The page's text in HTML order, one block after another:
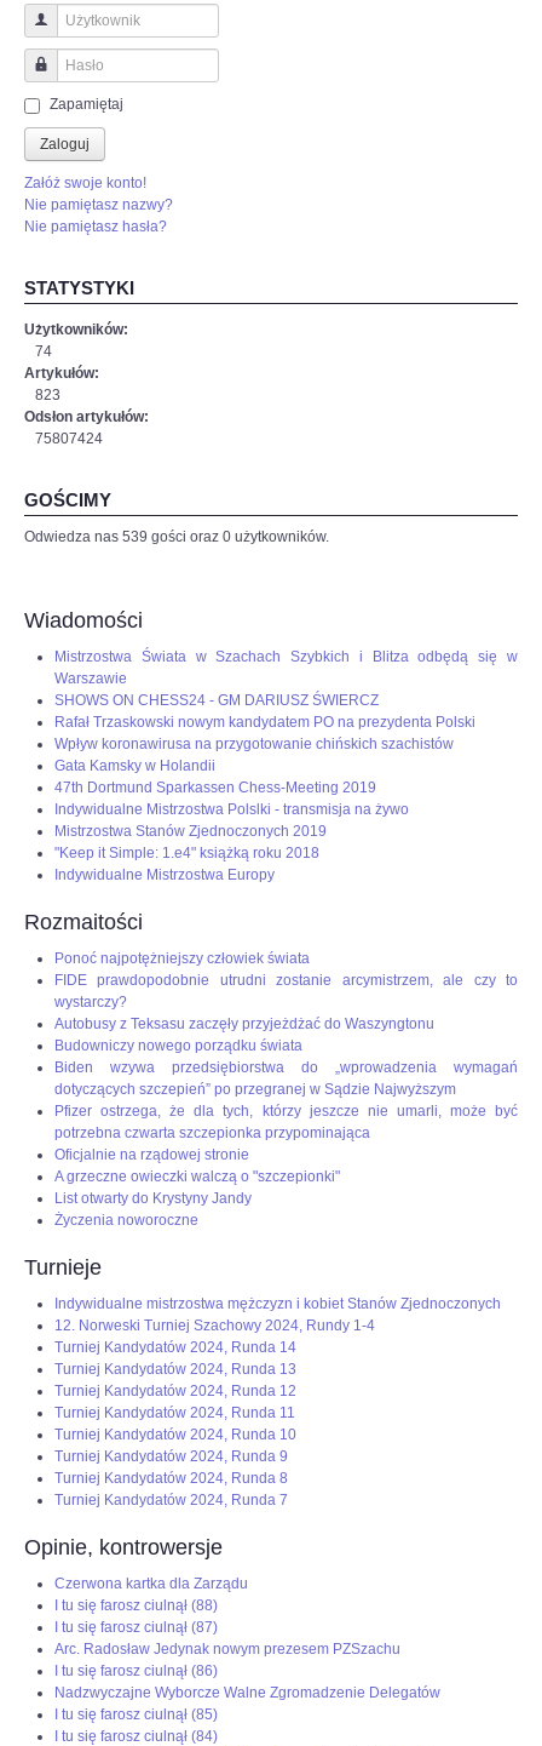
Użytkownik
Hasło
Zapamiętaj
Zaloguj
Załóż swoje konto!
Nie pamiętasz nazwy?
Nie pamiętasz hasła?
STATYSTYKI
Użytkowników:
74
Artykułów:
823
Odsłon artykułów:
75807424
GOŚCIMY
Odwiedza nas 539 gości oraz 0 użytkowników.
Wiadomości
Mistrzostwa Świata w Szachach Szybkich i Blitza odbędą się w
Warszawie
SHOWS ON CHESS24 - GM DARIUSZ ŚWIERCZ
Rafał Trzaskowski nowym kandydatem PO na prezydenta Polski
Wpływ koronawirusa na przygotowanie chińskich szachistów
Gata Kamsky w Holandii
47th Dortmund Sparkassen Chess-Meeting 2019
Indywidualne Mistrzostwa Polslki - transmisja na żywo
Mistrzostwa Stanów Zjednoczonych 2019
"Keep it Simple: 1.e4" książką roku 2018
Indywidualne Mistrzostwa Europy
Rozmaitości
Ponoć najpotężniejszy człowiek świata
FIDE prawdopodobnie utrudni zostanie arcymistrzem, ale czy to
wystarczy?
Autobusy z Teksasu zaczęły przyjeżdżać do Waszyngtonu
Budowniczy nowego porządku świata
Biden wzywa przedsiębiorstwa do „wprowadzenia wymagań
dotyczących szczepień” po przegranej w Sądzie Najwyższym
Pfizer ostrzega, że dla tych, którzy jeszcze nie umarli, może być
potrzebna czwarta szczepionka przypominająca
Oficjalnie na rządowej stronie
A grzeczne owieczki walczą o "szczepionki"
List otwarty do Krystyny Jandy
Życzenia noworoczne
Turnieje
Indywidualne mistrzostwa mężczyzn i kobiet Stanów Zjednoczonych
12. Norweski Turniej Szachowy 2024, Rundy 1-4
Turniej Kandydatów 2024, Runda 14
Turniej Kandydatów 2024, Runda 13
Turniej Kandydatów 2024, Runda 12
Turniej Kandydatów 2024, Runda 11
Turniej Kandydatów 2024, Runda 10
Turniej Kandydatów 2024, Runda 9
Turniej Kandydatów 2024, Runda 8
Turniej Kandydatów 2024, Runda 7
Opinie, kontrowersje
Czerwona kartka dla Zarządu
I tu się farosz ciulnął (88)
I tu się farosz ciulnął (87)
Arc. Radosław Jedynak nowym prezesem PZSzachu
I tu się farosz ciulnął (86)
Nadzwyczajne Wyborcze Walne Zgromadzenie Delegatów
I tu się farosz ciulnął (85)
I tu się farosz ciulnął (84)